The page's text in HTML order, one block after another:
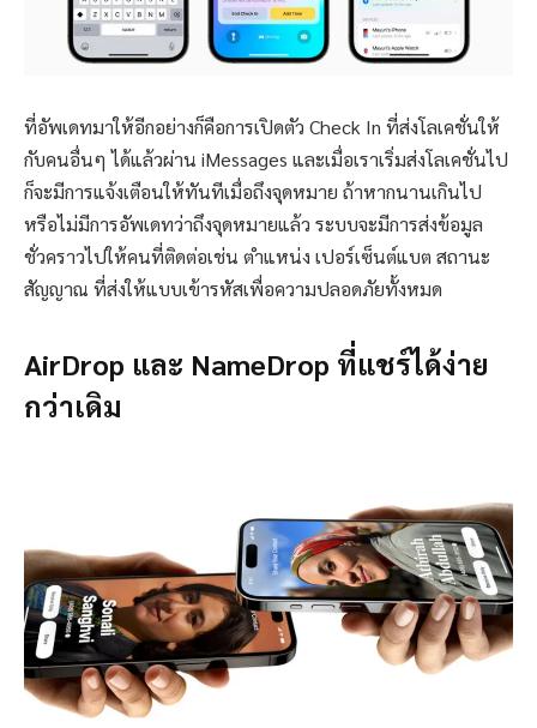
ที่อัพเดทมาให้อีกอย่างก็คือการเปิดตัว Check In ที่ส่งโลเคชั่นให้
กับคนอื่นๆ ได้แล้วผ่าน iMessages และเมื่อเราเริ่มส่งโลเคชั่นไป
ก็จะมีการแจ้งเตือนให้ทันทีเมื่อถึงจุดหมาย ถ้าหากนานเกินไป
หรือไม่มีการอัพเดทว่าถึงจุดหมายแล้ว ระบบจะมีการส่งข้อมูล
ชั่วคราวไปให้คนที่ติดต่อเช่น ตำแหน่ง เปอร์เซ็นต์แบต สถานะ
สัญญาณ ที่ส่งให้แบบเข้ารหัสเพื่อความปลอดภัยทั้งหมด
AirDrop และ NameDrop ที่แชร์ได้ง่าย
กว่าเดิม